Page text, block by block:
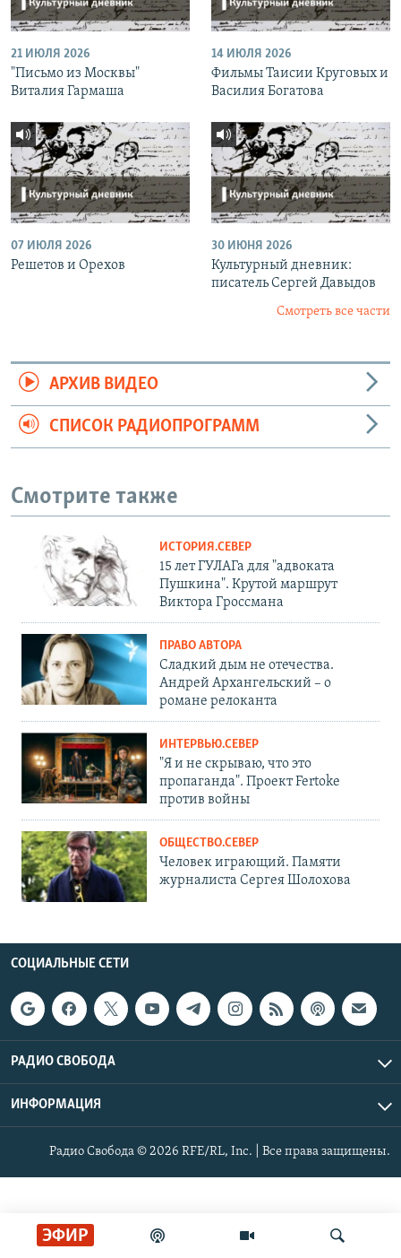
ЭФИР
21 ИЮЛЯ 2026
"Письмо из Москвы"
Виталия Гармаша
14 ИЮЛЯ 2026
Фильмы Таисии Круговых и
Василия Богатова
07 ИЮЛЯ 2026
Решетов и Орехов
30 ИЮНЯ 2026
Культурный дневник:
писатель Сергей Давыдов
Смотреть все части
АРХИВ ВИДЕО
СПИСОК РАДИОПРОГРАММ
Смотрите также
ИСТОРИЯ.СЕВЕР
15 лет ГУЛАГа для "адвоката
Пушкина". Крутой маршрут
Виктора Гроссмана
ПРАВО АВТОРА
Сладкий дым не отечества.
Андрей Архангельский – о
романе релоканта
ИНТЕРВЬЮ.СЕВЕР
"Я и не скрываю, что это
пропаганда". Проект Fertoke
против войны
ОБЩЕСТВО.СЕВЕР
Человек играющий. Памяти
журналиста Сергея Шолохова
СОЦИАЛЬНЫЕ СЕТИ
РАДИО СВОБОДА
ИНФОРМАЦИЯ
Радио Свобода © 2026 RFE/RL, Inc. | Все права защищены.